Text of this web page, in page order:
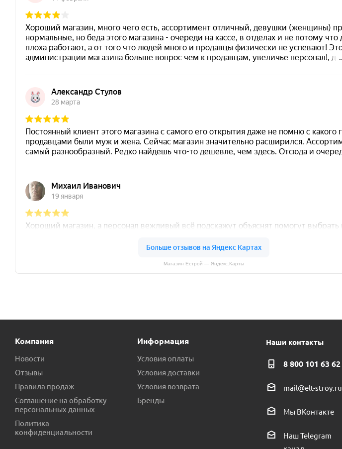
Магазин Естрой — Яндекс.Карты
Компания
Новости
Отзывы
Правила продаж
Соглашение на обработку
персональных данных
Политика
конфиденциальности
Информация
Условия оплаты
Условия доставки
Условия возврата
Бренды
Наши контакты
8 800 101 63 62
mail@elt-stroy.ru
Мы ВКонтакте
Наш Telegram